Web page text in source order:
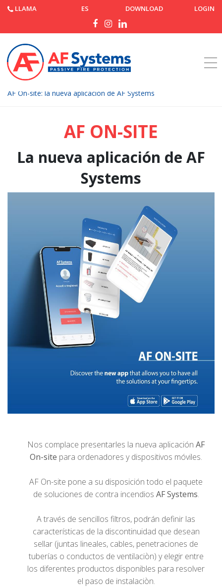
LLAMA ES DOWNLOAD LOGIN
Página de inicio
AF On-site: la nueva aplicación de AF Systems
AF ON-SITE
La nueva aplicación de AF
Systems
Nos complace presentarles la nueva aplicación AF
On-site para ordenadores y dispositivos móviles.
AF On-site pone a su disposición todo el paquete
de soluciones de contra incendios AF Systems.
A través de sencillos filtros, podrán definir las
características de la discontinuidad que desean
sellar (juntas lineales, cables, penetraciones de
tuberías o conductos de ventilaciòn) y elegir entre
los diferentes productos disponibles para resolver
el paso de instalaciòn.